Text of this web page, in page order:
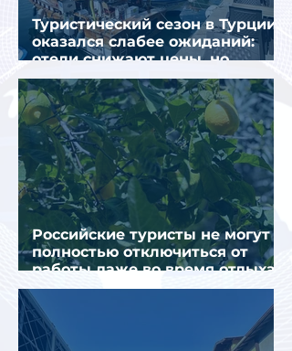
Туристический сезон в Турции
оказался слабее ожиданий:
отели снижают цены, но
загрузка остается низкой
Российские туристы не могут
полностью отключиться от
работы даже во время отдыха
в Турции